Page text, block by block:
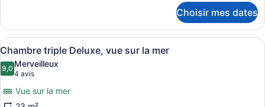
sur
la
mer
Chambre
Deluxe
double,
sur
mer
Choisir mes dates
Afficher
toutes
les
photos
pour
Une chambre d’hôtel avec deux
5
Chambre triple Deluxe, vue sur la mer
9,09,0 sur 10
Merveilleux
4 avis
(4 avis)
Vue sur la mer